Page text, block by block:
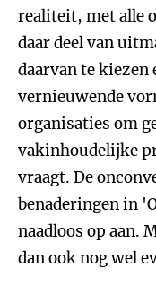
realiteit, met alle
daar deel van
daarvan te kiezen
vernieuwende
organisaties om
vakinhoudelijke
vraagt. De
benaderingen in
naadloos op aan.
dan ook nog wel